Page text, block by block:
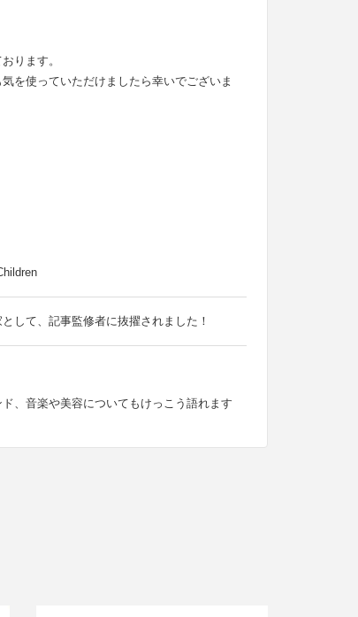
ります。
を使っていただけましたら幸いでございま
して、記事監修者に抜擢されました！
、音楽や美容についてもけっこう語れます